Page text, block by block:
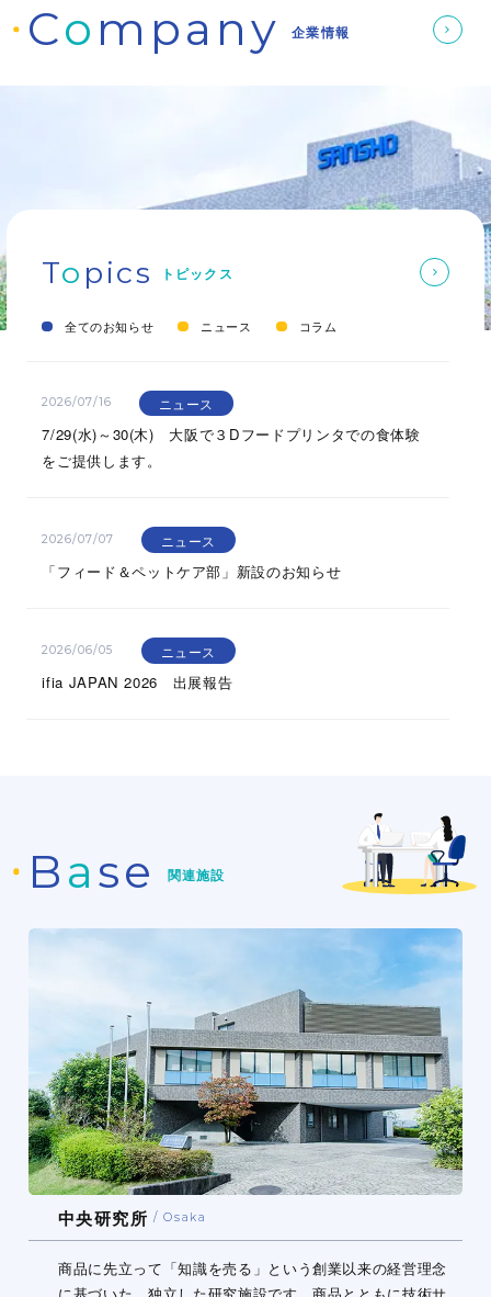
Co mpany 企業情報
To pics トピックス
全てのお知らせ ニュース コラム
2026/07/16 ニュース
7/29(水)～30(木) 大阪で３Dフードプリンタでの食体験
をご提供します。
2026/07/07 ニュース
「フィード＆ペットケア部」新設のお知らせ
2026/06/05 ニュース
ifia JAPAN 2026 出展報告
Base 関連施設
中央研究所 Osaka
商品に先立って「知識を売る」という創業以来の経営理念